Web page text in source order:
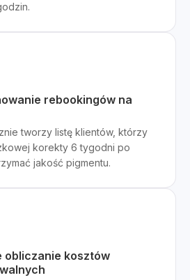
rebookingów na
tworzy listę klientów, którzy
korekty 6 tygodni po
jakość pigmentu.
obliczanie kosztów